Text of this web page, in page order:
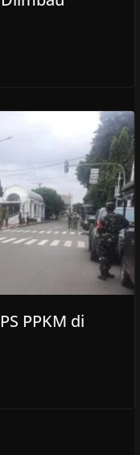
PPKM di